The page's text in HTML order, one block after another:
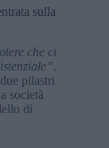
sulla
che ci
pilastri
società
di